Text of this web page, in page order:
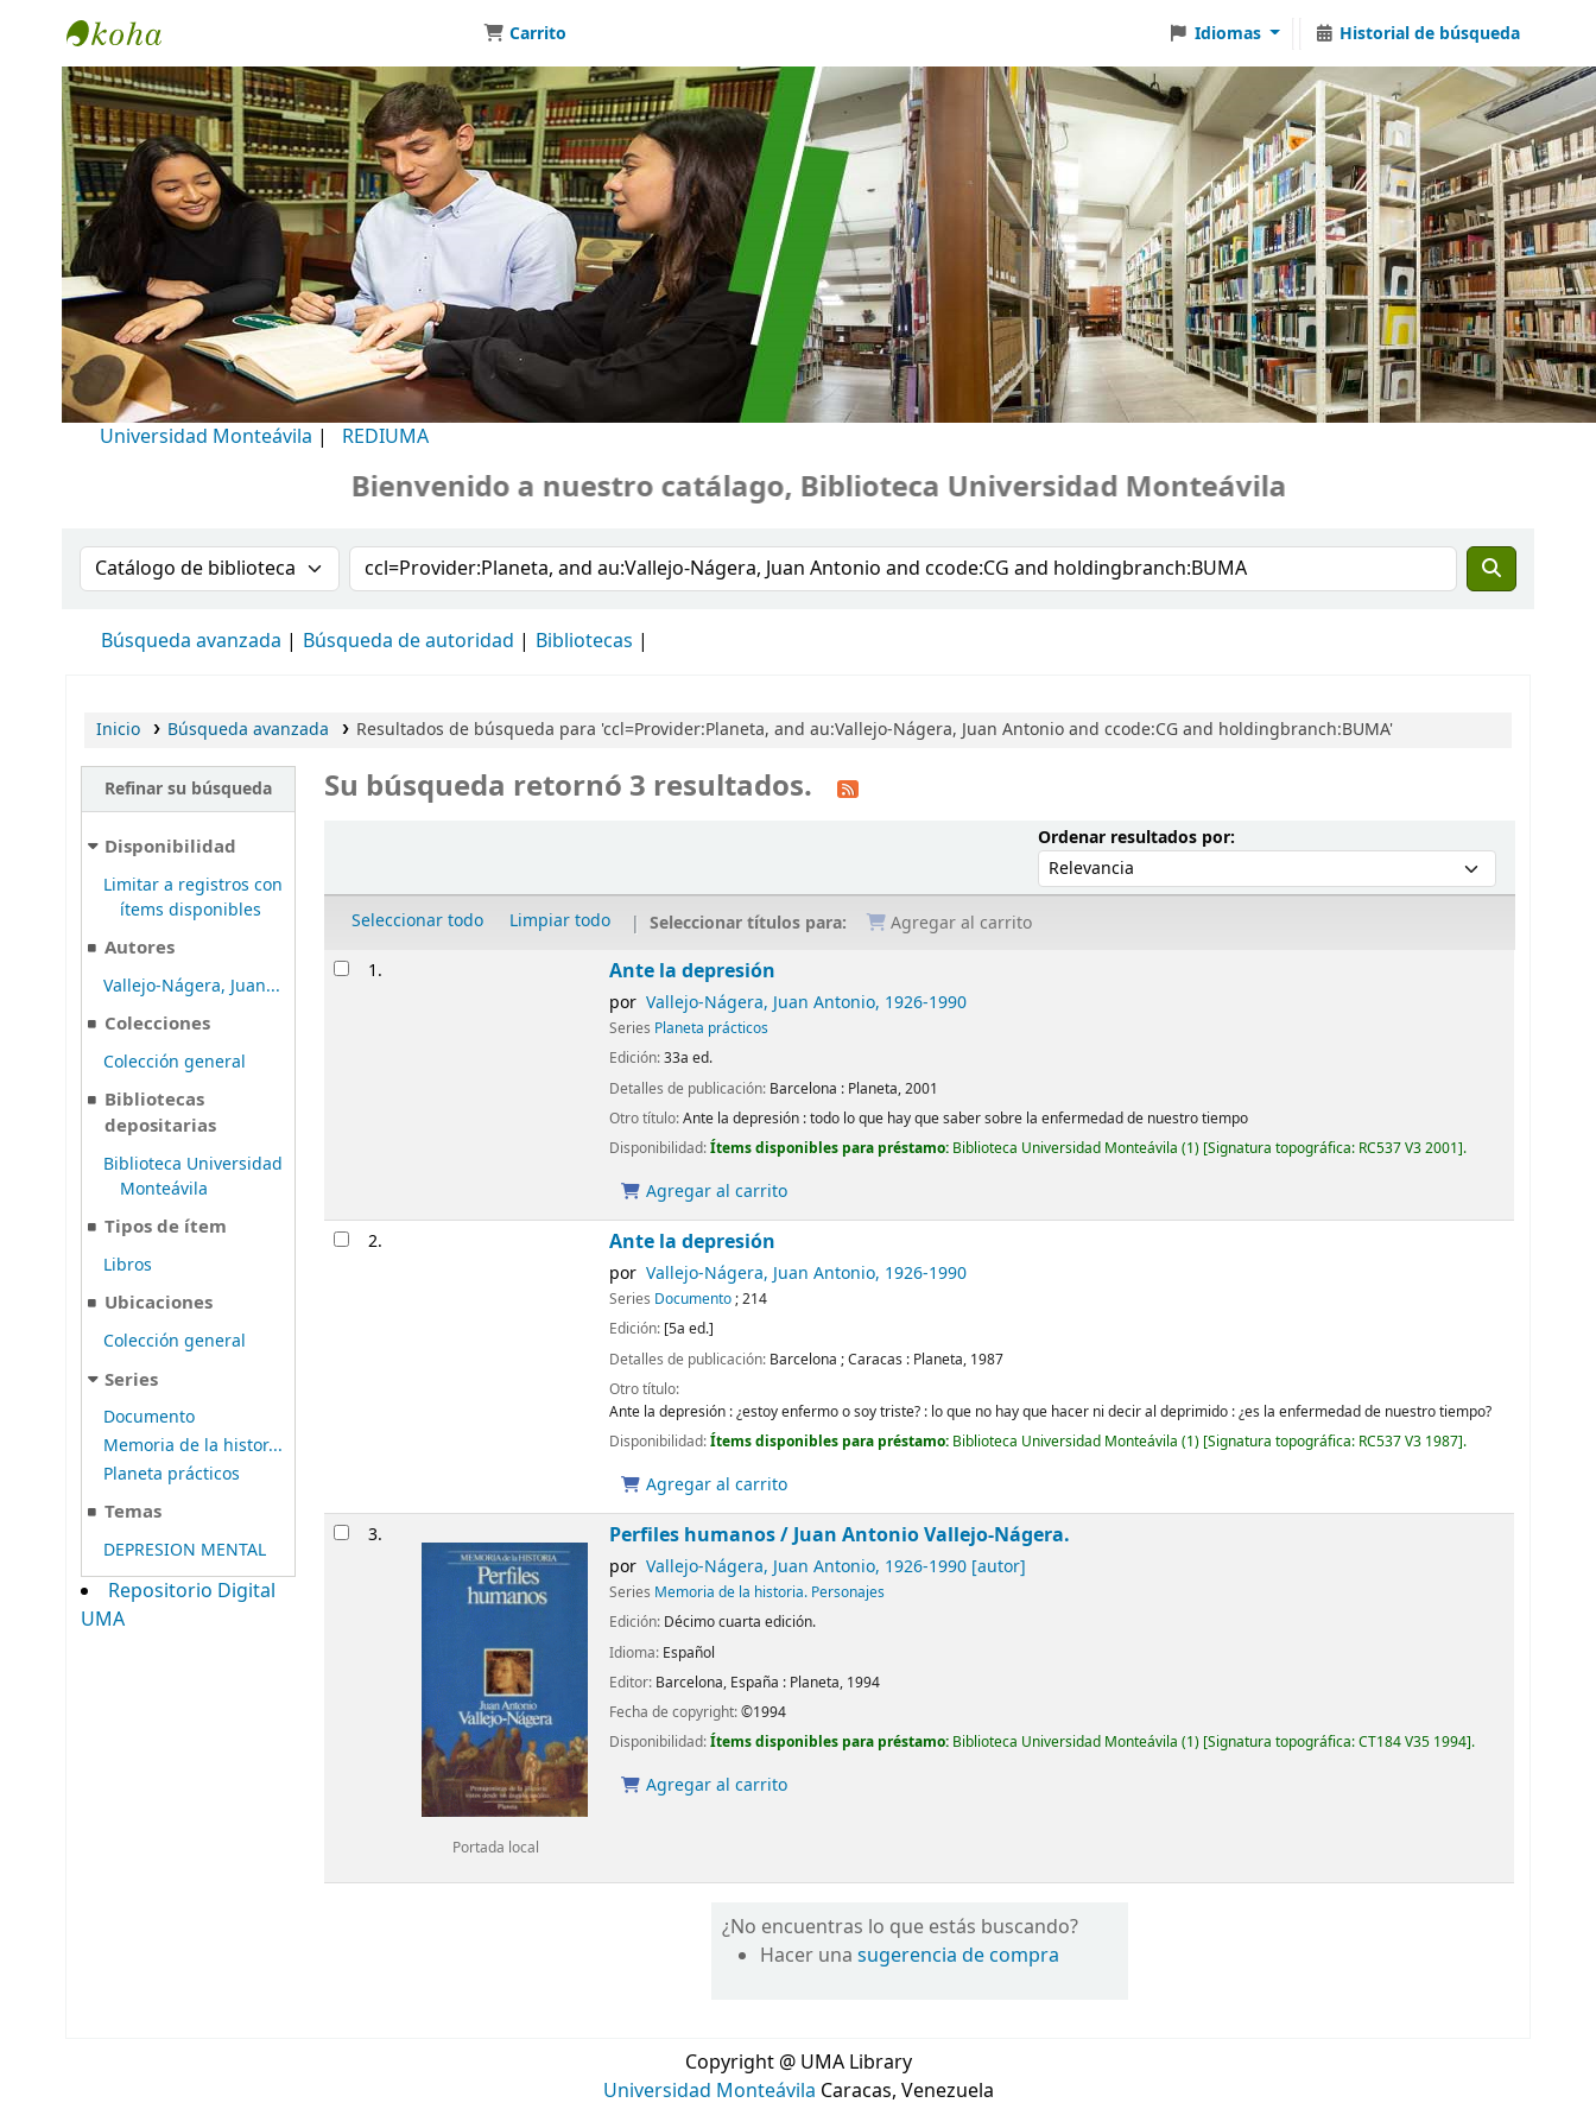
Biblioteca Universidad Monteávila
Carrito Idiomas Historial de búsqueda
Universidad Monteávila | REDIUMA
Bienvenido a nuestro catálago, Biblioteca Universidad Monteávila
Buscar en el catálogo por:Buscar en el catálogo
Búsqueda avanzada Búsqueda de autoridad Bibliotecas
Inicio Búsqueda avanzada Resultados de búsqueda para 'ccl=Provider:Planeta, and au:Vallejo-Nágera, Juan Antonio and ccode:CG and holdingbranch:BUMA'
Refinar su búsqueda
Disponibilidad
Limitar a registros con
ítems disponibles
Autores
Vallejo-Nágera, Juan...
Colecciones
Colección general
Bibliotecas
depositarias
Biblioteca Universidad
Monteávila
Tipos de ítem
Libros
Ubicaciones
Colección general
Series
Documento
Memoria de la histor...
Planeta prácticos
Temas
DEPRESION MENTAL
Repositorio Digital
UMA
Su búsqueda retornó 3 resultados.
Ordenar resultados por:Ordenar por:
Seleccionar todo Limpiar todo Seleccionar títulos para: Agregar al carrito
Resultados
1. Ante la depresión
por Vallejo-Nágera, Juan Antonio, 1926-1990
Series Planeta prácticos
Edición:33a ed.
Detalles de publicación: Barcelona : Planeta,2001
Otro título:Ante la depresión : todo lo que hay que saber sobre la enfermedad de nuestro tiempo
Disponibilidad:Ítems disponibles para préstamo: Biblioteca Universidad Monteávila (1) Signatura topográfica: RC537 V3 2001 .
Agregar al carrito
2. Ante la depresión
por Vallejo-Nágera, Juan Antonio, 1926-1990
Series Documento; 214
Edición: [5a ed.]
Detalles de publicación: Barcelona ; Caracas : Planeta, 1987
Otro título:
Ante la depresión : ¿estoy enfermo o soy triste? : lo que no hay que hacer ni decir al deprimido : ¿es la enfermedad de nuestro tiempo?
Disponibilidad:Ítems disponibles para préstamo: Biblioteca Universidad Monteávila (1) Signatura topográfica: RC537 V3 1987 .
Agregar al carrito
3.
Portada local
Perfiles humanos /Juan Antonio Vallejo-Nágera.
por Vallejo-Nágera, Juan Antonio, 1926-1990[autor]
Series Memoria de la historia. Personajes
Edición: Décimo cuarta edición.
Idioma: Español
Editor: Barcelona, España : Planeta, 1994
Fecha de copyright:©1994
Disponibilidad:Ítems disponibles para préstamo: Biblioteca Universidad Monteávila (1) Signatura topográfica:CT184 V35 1994 .
Agregar al carrito
¿No encuentras lo que estás buscando?
Hacer unasugerencia de compra
Copyright @ UMA Library
Universidad Monteávila Caracas, Venezuela